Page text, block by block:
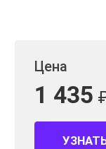
Цена
1 435